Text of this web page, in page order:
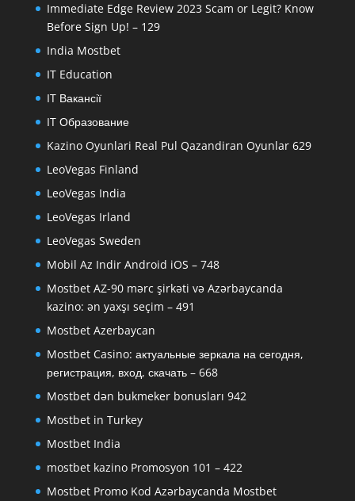
Immediate Edge Review 2023 Scam or Legit? Know
Before Sign Up! – 129
India Mostbet
IT Education
IT Вакансії
IT Образование
Kazino Oyunlari Real Pul Qazandiran Oyunlar 629
LeoVegas Finland
LeoVegas India
LeoVegas Irland
LeoVegas Sweden
Mobil Az Indir Android iOS – 748
Mostbet AZ-90 mərc şirkəti və Azərbaycanda
kazino: ən yaxşı seçim – 491
Mostbet Azerbaycan
Mostbet Casino: актуальные зеркала на сегодня,
регистрация, вход, скачать – 668
Mostbet dən bukmeker bonusları 942
Mostbet in Turkey
Mostbet India
mostbet kazino Promosyon 101 – 422
Mostbet Promo Kod Azərbaycanda Mostbet